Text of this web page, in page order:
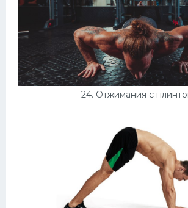
24. Отжимания с